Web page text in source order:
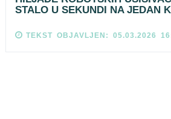
STALO U SEKUNDI NA JEDAN
TEKST OBJAVLJEN: 05.03.2026